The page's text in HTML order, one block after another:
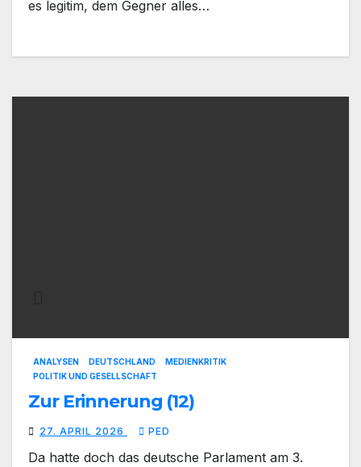
es legitim, dem Gegner alles…
ANALYSEN DEUTSCHLAND
MEDIENKRITIK
POLITIK UND GESELLSCHAFT
Zur Erinnerung (12)
27. APRIL 2026 PED
Da hatte doch das deutsche Parlament am 3.